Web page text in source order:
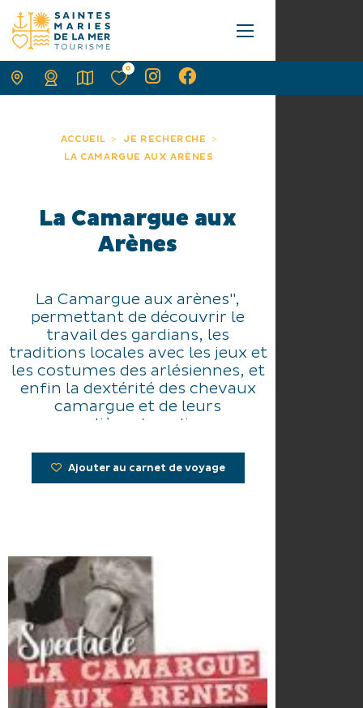
ACCUEIL
JE RECHERCHE
LA CAMARGUE AUX ARÈNES
La Camargue aux
Arènes
La Camargue aux arènes",
permettant de découvrir le
travail des gardians, les
traditions locales avec les jeux et
les costumes des arlésiennes, et
enfin la dextérité des chevaux
camargue et de leurs
cavalières/cavaliers.
Ajouter au carnet de voyage
0